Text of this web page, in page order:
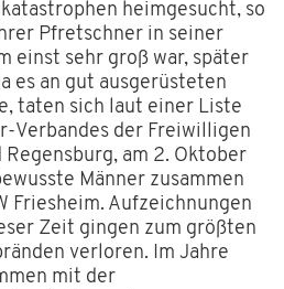
heimgesucht, so
Pfretschner in seiner
einst sehr groß war, später
es an gut ausgerüsteten
taten sich laut einer Liste
Verbandes der Freiwilligen
Regensburg, am 2. Oktober
Männer zusammen
Friesheim. Aufzeichnungen
Zeit gingen zum größten
verloren. Im Jahre
mit der